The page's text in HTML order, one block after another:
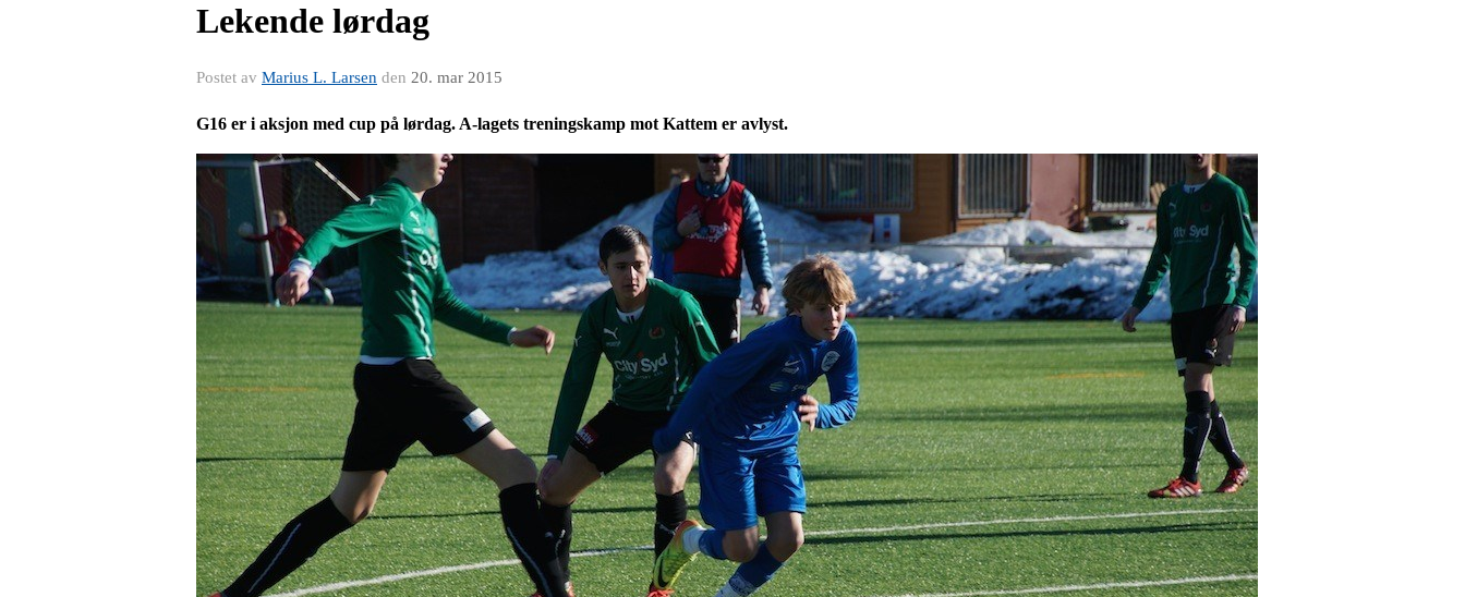
Lekende lørdag
Postet av Marius L. Larsen den 20. mar 2015
G16 er i aksjon med cup på lørdag. A-lagets treningskamp mot Kattem er avlyst.